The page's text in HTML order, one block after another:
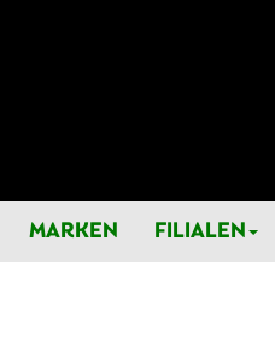
MARKEN FILIALEN